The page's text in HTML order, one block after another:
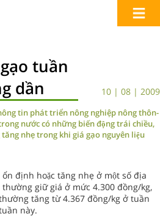
tuần
dần
10 | 08 | 2009
tin phát triển nông nghiệp nông thôn-
nước có những biến động trái chiều,
nhẹ trong khi giá gạo nguyên liệu
định hoặc tăng nhẹ ở một số địa
giữ giá ở mức 4.300 đồng/kg,
tăng từ 4.367 đồng/kg ở tuần
này.